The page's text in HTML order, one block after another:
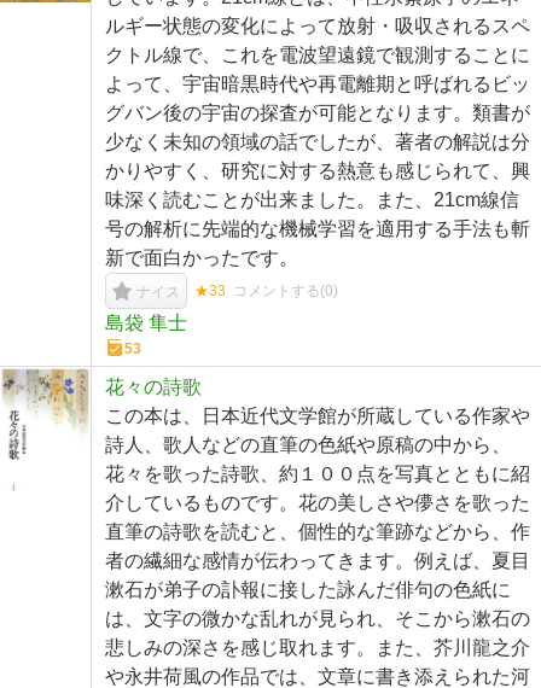
ルギー状態の変化によって放射・吸収されるスペ
クトル線で、これを電波望遠鏡で観測することに
よって、宇宙暗黒時代や再電離期と呼ばれるビッ
グバン後の宇宙の探査が可能となります。類書が
少なく未知の領域の話でしたが、著者の解説は分
かりやすく、研究に対する熱意も感じられて、興
味深く読むことが出来ました。また、21cm線信
号の解析に先端的な機械学習を適用する手法も斬
新で面白かったです。
ナイス ★33 コメントする(0)
島袋 隼士
53
花々の詩歌
この本は、日本近代文学館が所蔵している作家や
詩人、歌人などの直筆の色紙や原稿の中から、
花々を歌った詩歌、約１００点を写真とともに紹
介しているものです。花の美しさや儚さを歌った
直筆の詩歌を読むと、個性的な筆跡などから、作
者の繊細な感情が伝わってきます。例えば、夏目
漱石が弟子の訃報に接した詠んだ俳句の色紙に
は、文字の微かな乱れが見られ、そこから漱石の
悲しみの深さを感じ取れます。また、芥川龍之介
や永井荷風の作品では、文章に書き添えられた河